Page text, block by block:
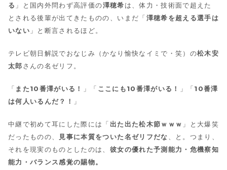
る 」と国内外問わず高評価の澤穂希は、体力・技術面で超えた
とされる後輩が出てきたものの、いまだ「澤穂希を超える選手は
いない 」と断言されるほど。
テレビ朝日解説でおなじみ（かなり愉快なイミで・笑）の松木安
太郎さんの名ゼリフ。
「 また10番澤がいる！ 」「 ここにも10番澤がいる！ 」「10番澤
は何人いるんだ？！
」
中継で初めて耳にした際には「出た出た松木節ｗｗｗ 」と大爆笑
だったものの、 見事に本質をついた名ゼリフだな 、と。つまり、
それを現実のものとしたのは、 彼女の優れた予測能力・危機察知
能力・バランス感覚の賜物。